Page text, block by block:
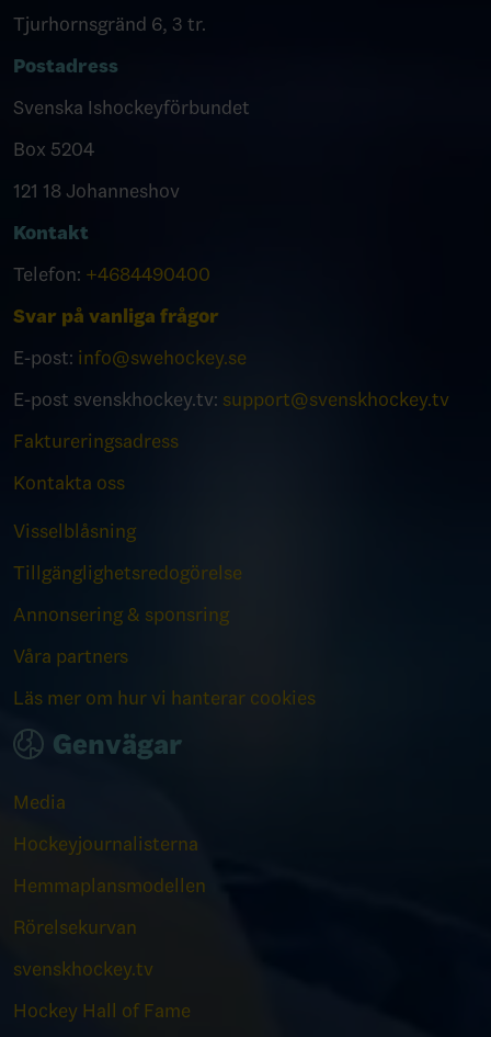
Tjurhornsgränd 6, 3 tr.
Postadress
Svenska Ishockeyförbundet
Box 5204
121 18 Johanneshov
Kontakt
Telefon: +4684490400
Svar på vanliga frågor
E-post: info@swehockey.se
E-post svenskhockey.tv: support@svenskhockey.tv
Faktureringsadress
Kontakta oss
Visselblåsning
Tillgänglighetsredogörelse
Annonsering & sponsring
Våra partners
Läs mer om hur vi hanterar cookies
Genvägar
Media
Hockeyjournalisterna
Hemmaplansmodellen
Rörelsekurvan
svenskhockey.tv
Hockey Hall of Fame